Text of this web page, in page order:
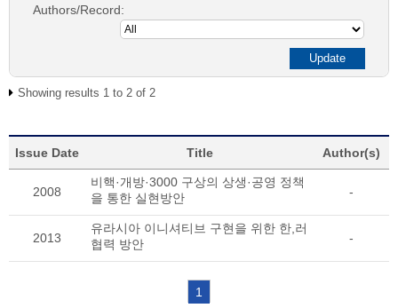
Authors/Record:
Showing results 1 to 2 of 2
Issue Date Title Author(s)
2008
비핵·개방·3000 구상의 상생·공영 정책
을 통한 실현방안
-
2013
유라시아 이니셔티브 구현을 위한 한,러
협력 방안
-
1